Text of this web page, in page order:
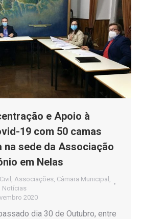
e Apoio à
19 com 50 camas
na sede da Associação
em Nelas
Associações Câmara Municipal
Notícias
2020
dia 30 de Outubro, entre